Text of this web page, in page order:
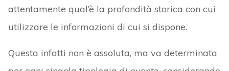
attentamente qual’è la profondità storica con cui
utilizzare le informazioni di cui si dispone.
Questa infatti non è assoluta, ma va determinata